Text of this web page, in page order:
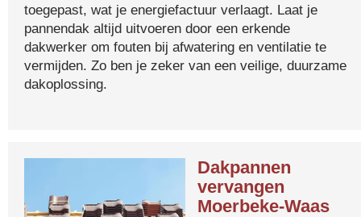
toegepast, wat je energiefactuur verlaagt. Laat je
pannendak altijd uitvoeren door een erkende
dakwerker om fouten bij afwatering en ventilatie te
vermijden. Zo ben je zeker van een veilige, duurzame
dakoplossing.
Dakpannen
vervangen
Moerbeke-Waas